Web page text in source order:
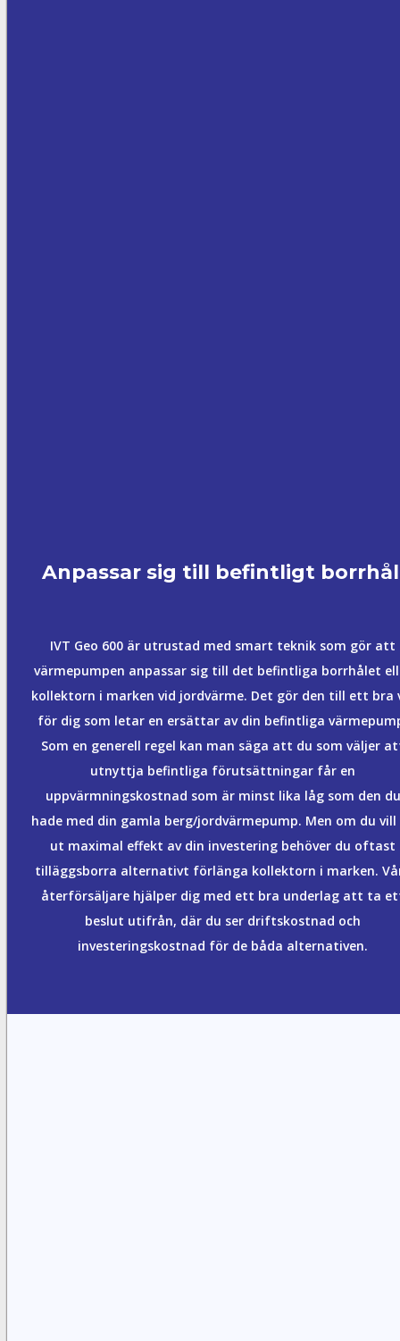
Anpassar sig till befintligt
IVT Geo 600 är utrustad med smart teknik som gör att
värmepumpen anpassar sig till det befintliga borrhålet
kollektorn i marken vid jordvärme. Det gör den till ett bra
för dig som letar en ersättar av din befintliga
Som en generell regel kan man säga att du som väljer
utnyttja befintliga förutsättningar får en
uppvärmningskostnad som är minst lika låg som den du
hade med din gamla berg/jordvärmepump. Men om du
ut maximal effekt av din investering behöver du oftast
tilläggsborra alternativt förlänga kollektorn i marken.
återförsäljare hjälper dig med ett bra underlag att ta
beslut utifrån, där du ser driftskostnad och
investeringskostnad för de båda alternativen.